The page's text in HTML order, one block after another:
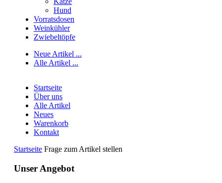
Hund
Vorratsdosen
Weinkühler
Zwiebeltöpfe
Neue Artikel ...
Alle Artikel ...
Startseite
Über uns
Alle Artikel
Neues
Warenkorb
Kontakt
Startseite Frage zum Artikel stellen
Unser Angebot